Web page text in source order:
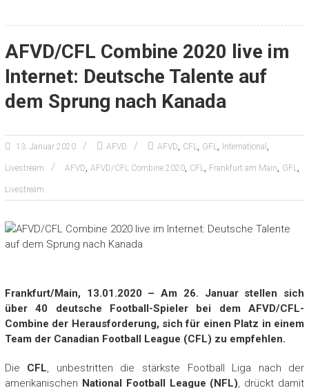
AFVD/CFL Combine 2020 live im
Internet: Deutsche Talente auf
dem Sprung nach Kanada
13. Januar 2020 AFVD AFVD, CFL, GFL, International ,
Livestream AFVD, AFVD/CFL Combine 2020, CFL, Frankfurt am Main, GFL,
Livestream
Frankfurt/Main, 13.01.2020 – Am 26. Januar stellen sich
über 40 deutsche Football-Spieler bei dem AFVD/CFL-
Combine der Herausforderung, sich für einen Platz in einem
Team der Canadian Football League (CFL) zu empfehlen.
Die CFL, unbestritten die stärkste Football Liga nach der
amerikanischen National Football League (NFL), drückt damit